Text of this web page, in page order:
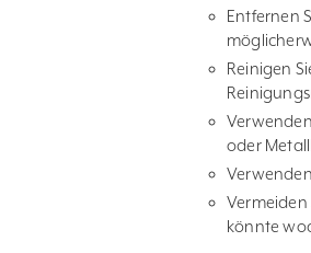
Entfernen
Reinigen
oder
Vermeiden
könnte